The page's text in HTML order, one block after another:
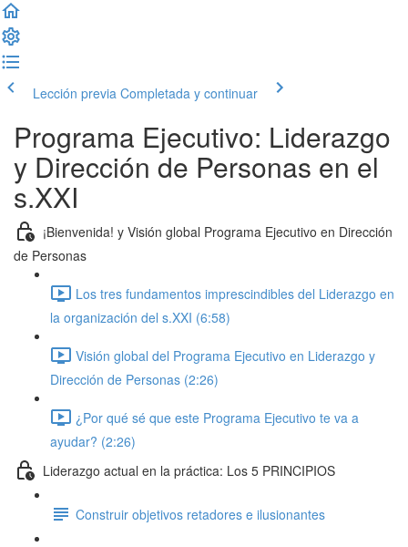
Lección previa Completada y continuar
Programa Ejecutivo: Liderazgo
y Dirección de Personas en el
s.XXI
¡Bienvenida! y Visión global Programa Ejecutivo en Dirección
de Personas
Los tres fundamentos imprescindibles del Liderazgo en
la organización del s.XXI (6:58)
Visión global del Programa Ejecutivo en Liderazgo y
Dirección de Personas (2:26)
¿Por qué sé que este Programa Ejecutivo te va a
ayudar? (2:26)
Liderazgo actual en la práctica: Los 5 PRINCIPIOS
Construir objetivos retadores e ilusionantes